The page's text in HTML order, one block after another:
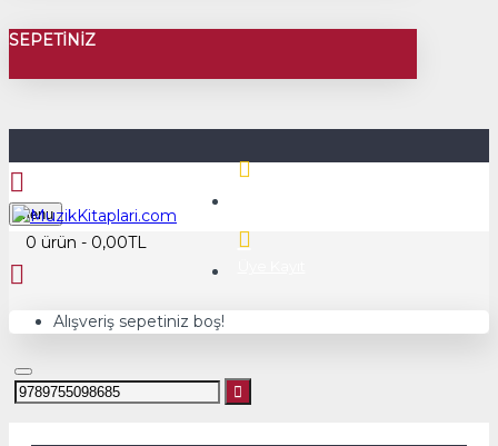
SEPETINIZ
Menu
0 ürün - 0,00TL
Alışveriş sepetiniz boş!